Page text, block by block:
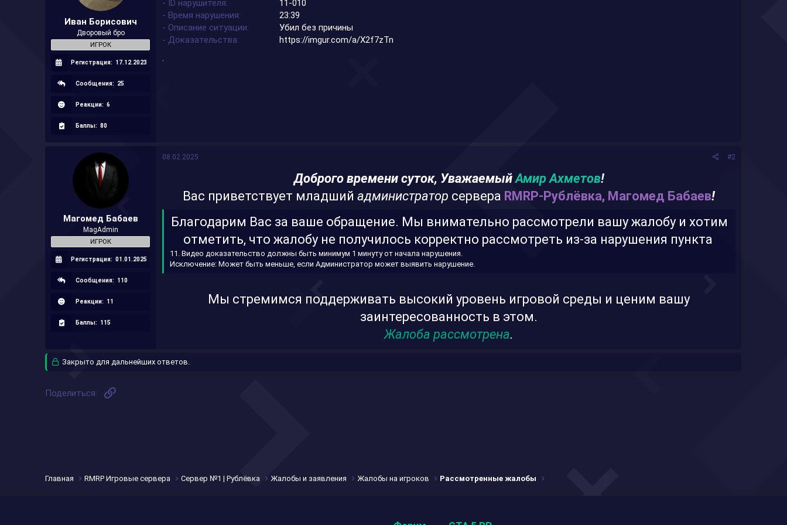
Иван Борисович
Дворовый бро
ИГРОК
Регистрация: 17.12.2023
Сообщения: 25
Реакции: 6
Баллы: 80
- ID нарушителя
11-010
- Время нарушения
23:39
- Описание ситуации
Убил без причины
- Доказательства
https://imgur.com/a/X2f7zTn
.
Магомед Бабаев
MagAdmin
ИГРОК
Регистрация: 01.01.2025
Сообщения: 110
Реакции: 11
Баллы: 115
08.02.2025 #2
Доброго времени суток, УважаемыйАмир Ахметов!
Вас приветствует младшийадминистратор сервера RMRP-Рублёвка, Магомед Бабаев!
Благодарим Вас за ваше обращение. Мы внимательно рассмотрели вашу жалобу и хотим
отметить, что жалобу не получилось корректно рассмотреть из-за нарушения пункта
11. Видео доказательство должны быть минимум 1 минуту от начала нарушения.
Исключение: Может быть меньше, если Администратор может выявить нарушение.
Мы стремимся поддерживать высокий уровень игровой среды и ценим вашу
заинтересованность в этом.
Жалоба рассмотрена.
Закрыто для дальнейших ответов.
Поделиться:
Главная RMRP Игровые сервера Сервер №1 | Рублёвка Жалобы и заявления Жалобы на игроков Рассмотренные жалобы